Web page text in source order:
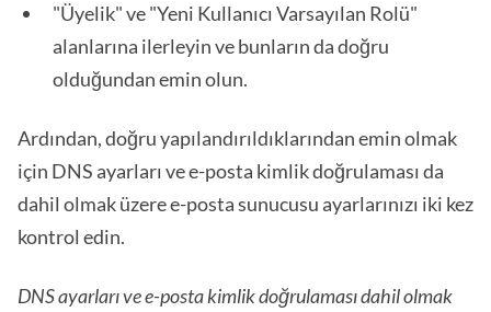
"Üyelik" ve "Yeni Kullanıcı Varsayılan Rolü"
alanlarına ilerleyin ve bunların da doğru
olduğundan emin olun.
Ardından, doğru yapılandırıldıklarından emin olmak
için DNS ayarları ve e-posta kimlik doğrulaması da
dahil olmak üzere e-posta sunucusu ayarlarınızı iki kez
kontrol edin.
DNS ayarları ve e-posta kimlik doğrulaması dahil olmak